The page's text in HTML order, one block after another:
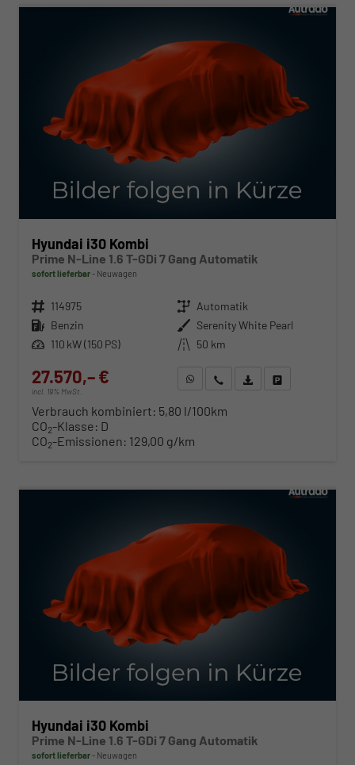
Hyundai i30 Kombi
Prime N-Line 1.6 T-GDi 7 Gang Automatik
sofort lieferbar Neuwagen
Fahrzeugnr. 114975 Getriebe Automatik
Kraftstoff Benzin Außenfarbe Serenity White Pearl
Leistung 110 kW (150 PS) Kilometerstand 50 km
27.570,– €
incl. 19% MwSt.
WhatsApp anfragen
Wir rufen Sie anFahrzeugexposé (PDF)
Verbrauch kombiniert: 5,80 l/100km
CO2-Klasse: D
CO2-Emissionen: 129,00 g/km
Hyundai i30 Kombi
Prime N-Line 1.6 T-GDi 7 Gang Automatik
sofort lieferbar Neuwagen